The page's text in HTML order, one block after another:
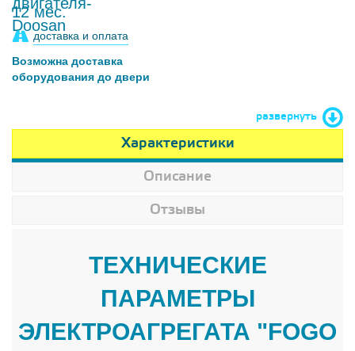
12 мес.
доставка и оплата
Возможна доставка
оборудования до двери
развернуть
Характеристики
Описание
Отзывы
ТЕХНИЧЕСКИЕ
ПАРАМЕТРЫ
ЭЛЕКТРОАГРЕГАТА "FOGO